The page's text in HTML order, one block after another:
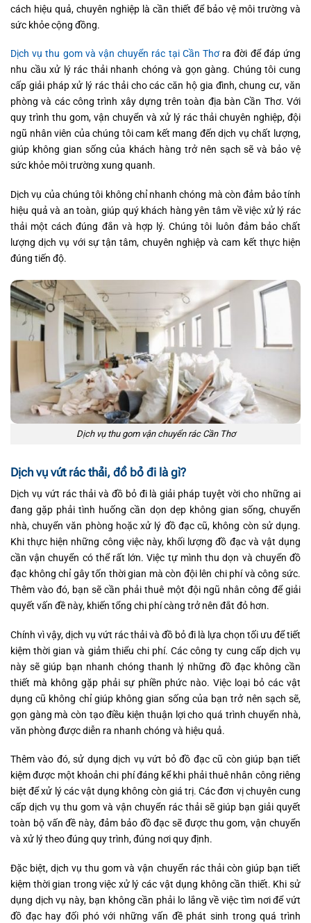
cách hiệu quả, chuyên nghiệp là cần thiết để bảo vệ môi trường và
sức khỏe cộng đồng.
Dịch vụ thu gom và vận chuyển rác tại Cần Thơra đời để đáp ứng
nhu cầu xử lý rác thải nhanh chóng và gọn gàng. Chúng tôi cung
cấp giải pháp xử lý rác thải cho các căn hộ gia đình, chung cư, văn
phòng và các công trình xây dựng trên toàn địa bàn Cần Thơ. Với
quy trình thu gom, vận chuyển và xử lý rác thải chuyên nghiệp, đội
ngũ nhân viên của chúng tôi cam kết mang đến dịch vụ chất lượng,
giúp không gian sống của khách hàng trở nên sạch sẽ và bảo vệ
sức khỏe môi trường xung quanh.
Dịch vụ của chúng tôi không chỉ nhanh chóng mà còn đảm bảo tính
hiệu quả và an toàn, giúp quý khách hàng yên tâm về việc xử lý rác
thải một cách đúng đắn và hợp lý. Chúng tôi luôn đảm bảo chất
lượng dịch vụ với sự tận tâm, chuyên nghiệp và cam kết thực hiện
đúng tiến độ.
Dịch vụ thu gom vận chuyển rác Cần Thơ
Dịch vụ vứt rác thải, đồ bỏ đi là gì?
Dịch vụ vứt rác thải và đồ bỏ đi là giải pháp tuyệt vời cho những ai
đang gặp phải tình huống cần dọn dẹp không gian sống, chuyển
nhà, chuyển văn phòng hoặc xử lý đồ đạc cũ, không còn sử dụng.
Khi thực hiện những công việc này, khối lượng đồ đạc và vật dụng
cần vận chuyển có thể rất lớn. Việc tự mình thu dọn và chuyển đồ
đạc không chỉ gây tốn thời gian mà còn đội lên chi phí và công sức.
Thêm vào đó, bạn sẽ cần phải thuê một đội ngũ nhân công để giải
quyết vấn đề này, khiến tổng chi phí càng trở nên đắt đỏ hơn.
Chính vì vậy, dịch vụ vứt rác thải và đồ bỏ đi là lựa chọn tối ưu để tiết
kiệm thời gian và giảm thiểu chi phí. Các công ty cung cấp dịch vụ
này sẽ giúp bạn nhanh chóng thanh lý những đồ đạc không cần
thiết mà không gặp phải sự phiền phức nào. Việc loại bỏ các vật
dụng cũ không chỉ giúp không gian sống của bạn trở nên sạch sẽ,
gọn gàng mà còn tạo điều kiện thuận lợi cho quá trình chuyển nhà,
văn phòng được diễn ra nhanh chóng và hiệu quả.
Thêm vào đó, sử dụng dịch vụ vứt bỏ đồ đạc cũ còn giúp bạn tiết
kiệm được một khoản chi phí đáng kể khi phải thuê nhân công riêng
biệt để xử lý các vật dụng không còn giá trị. Các đơn vị chuyên cung
cấp dịch vụ thu gom và vận chuyển rác thải sẽ giúp bạn giải quyết
toàn bộ vấn đề này, đảm bảo đồ đạc sẽ được thu gom, vận chuyển
và xử lý theo đúng quy trình, đúng nơi quy định.
Đặc biệt, dịch vụ thu gom và vận chuyển rác thải còn giúp bạn tiết
kiệm thời gian trong việc xử lý các vật dụng không cần thiết. Khi sử
dụng dịch vụ này, bạn không cần phải lo lắng về việc tìm nơi để vứt
đồ đạc hay đối phó với những vấn đề phát sinh trong quá trình